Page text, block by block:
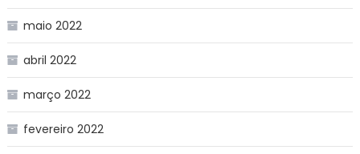
maio 2022
abril 2022
março 2022
fevereiro 2022